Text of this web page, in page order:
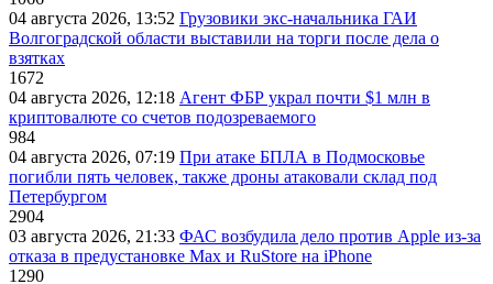
04 августа 2026, 13:52 Грузовики экс-начальника ГАИ
Волгоградской области выставили на торги после дела о
взятках
1672
04 августа 2026, 12:18 Агент ФБР украл почти $1 млн в
криптовалюте со счетов подозреваемого
984
04 августа 2026, 07:19 При атаке БПЛА в Подмосковье
погибли пять человек, также дроны атаковали склад под
Петербургом
2904
03 августа 2026, 21:33 ФАС возбудила дело против Apple из-за
отказа в предустановке Max и RuStore на iPhone
1290